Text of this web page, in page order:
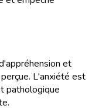
et
L'anxiété est
pathologique